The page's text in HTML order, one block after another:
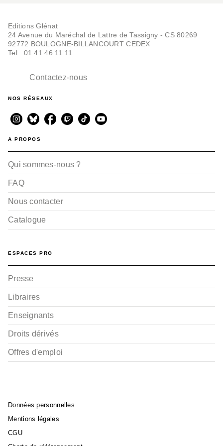
Red Dragon - Tome 04
Masahiro Ikeno
Editions Glénat
24 Avenue du Maréchal de Lattre de Tassigny - CS 80269
92772 BOULOGNE-BILLANCOURT CEDEX
Tel : 01.41.46.11.11
Contactez-nous
NOS RÉSEAUX
A PROPOS
Qui sommes-nous ?
FAQ
Nous contacter
Catalogue
ESPACES PRO
Presse
Libraires
Enseignants
Droits dérivés
Offres d'emploi
Données personnelles
Mentions légales
CGU